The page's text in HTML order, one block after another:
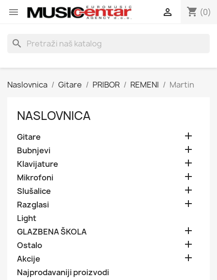
 shopping_cart (0)

search
Naslovnica Gitare PRIBOR REMENI Martin
NASLOVNICA
Gitare 
Bubnjevi 
Klavijature 
Mikrofoni 
Slušalice 
Razglasi 
Light
GLAZBENA ŠKOLA

Ostalo 
Akcije 
Najprodavaniji proizvodi